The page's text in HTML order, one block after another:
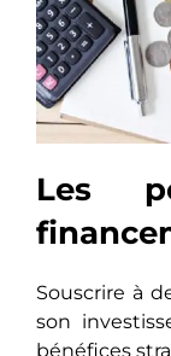
Les
Souscrire à
son
bénéfices